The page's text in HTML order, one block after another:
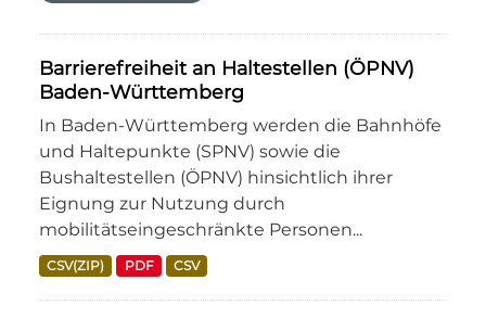
Barrierefreiheit an Haltestellen (ÖPNV)
Baden-Württemberg
In Baden-Württemberg werden die Bahnhöfe
und Haltepunkte (SPNV) sowie die
Bushaltestellen (ÖPNV) hinsichtlich ihrer
Eignung zur Nutzung durch
mobilitätseingeschränkte Personen...
CSV(ZIP) PDF CSV